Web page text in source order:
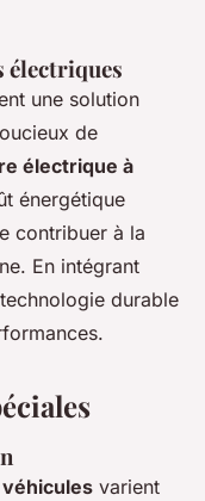
électriques
une solution
de
électrique à
énergétique
contribuer à la
En intégrant
durable
varient